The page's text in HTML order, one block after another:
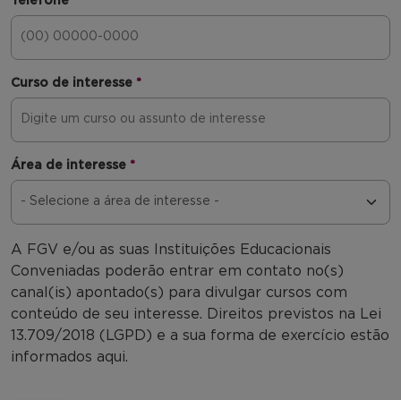
Curso de interesse *
Área de interesse *
A FGV e/ou as suas Instituições Educacionais
Conveniadas poderão entrar em contato no(s)
canal(is) apontado(s) para divulgar cursos com
conteúdo de seu interesse. Direitos previstos na Lei
13.709/2018 (LGPD) e a sua forma de exercício estão
informados aqui.